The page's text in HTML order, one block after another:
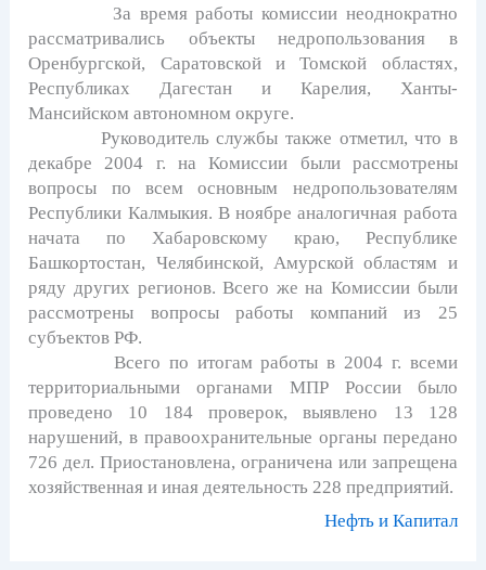
За время работы комиссии неоднократно
рассматривались объекты недропользования в
Оренбургской, Саратовской и Томской областях,
Республиках Дагестан и Карелия, Ханты-
Мансийском автономном округе.
Руководитель службы также отметил, что в
декабре 2004 г. на Комиссии были рассмотрены
вопросы по всем основным недропользователям
Республики Калмыкия. В ноябре аналогичная работа
начата по Хабаровскому краю, Республике
Башкортостан, Челябинской, Амурской областям и
ряду других регионов. Всего же на Комиссии были
рассмотрены вопросы работы компаний из 25
субъектов РФ.
Всего по итогам работы в 2004 г. всеми
территориальными органами МПР России было
проведено 10 184 проверок, выявлено 13 128
нарушений, в правоохранительные органы передано
726 дел. Приостановлена, ограничена или запрещена
хозяйственная и иная деятельность 228 предприятий.
Нефть и Капитал